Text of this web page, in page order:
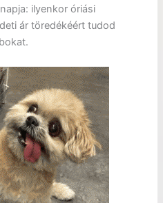
ilyenkor óriási
ár töredékéért tudod